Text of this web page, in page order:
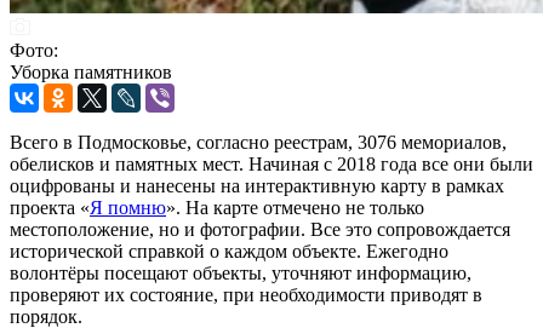
Фото:
Уборка памятников
Всего в Подмосковье, согласно реестрам, 3076 мемориалов,
обелисков и памятных мест. Начиная с 2018 года все они были
оцифрованы и нанесены на интерактивную карту в рамках
проекта «Я помню». На карте отмечено не только
местоположение, но и фотографии. Все это сопровождается
исторической справкой о каждом объекте. Ежегодно
волонтёры посещают объекты, уточняют информацию,
проверяют их состояние, при необходимости приводят в
порядок.